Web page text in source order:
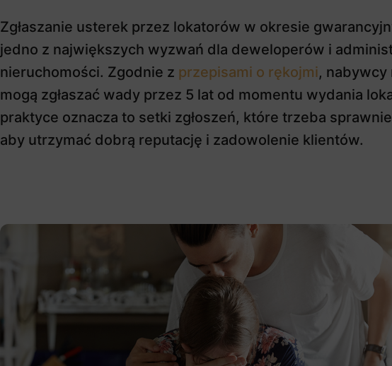
Zgłaszanie usterek przez lokatorów w okresie
jedno z największych wyzwań dla deweloperów i
nieruchomości. Zgodnie z przepisami o rękojmi, nabywcy
mogą zgłaszać wady przez 5 lat od momentu wydania
praktyce oznacza to setki zgłoszeń, które trzeba
aby utrzymać dobrą reputację i zadowolenie klientów.